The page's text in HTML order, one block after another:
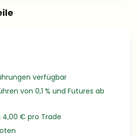
verfügbar
von 0,1 % und Futures ab
€ pro Trade